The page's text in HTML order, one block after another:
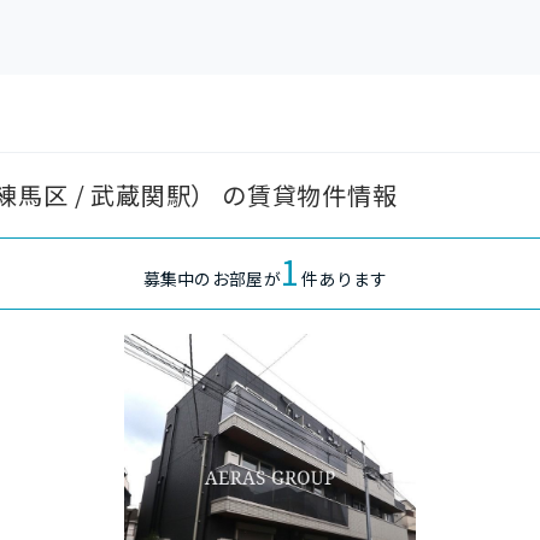
馬区 / 武蔵関駅） の賃貸物件情報
募集中のお部屋が1 件あります